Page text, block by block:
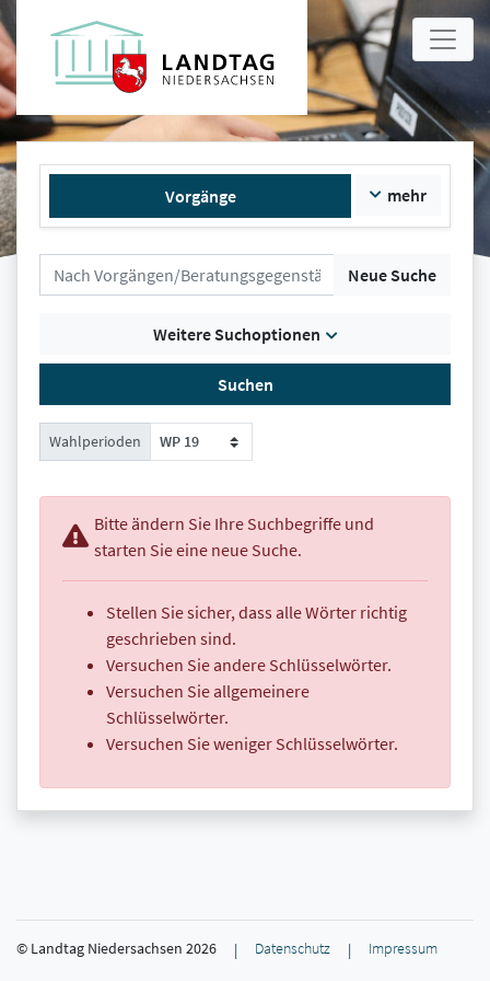
Vorgänge mehr
Neue Suche
Weitere Suchoptionen
Suchen
Wahlperioden WP 19
Bitte ändern Sie Ihre Suchbegriffe und
starten Sie eine neue Suche.
Stellen Sie sicher, dass alle Wörter richtig
geschrieben sind.
Versuchen Sie andere Schlüsselwörter.
Versuchen Sie allgemeinere
Schlüsselwörter.
Versuchen Sie weniger Schlüsselwörter.
© Landtag Niedersachsen 2026 Datenschutz Impressum